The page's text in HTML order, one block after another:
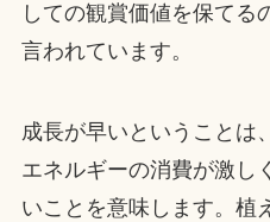
しての観賞価値を保てる
言われています。
成長が早いということは
エネルギーの消費が激し
いことを意味します。植